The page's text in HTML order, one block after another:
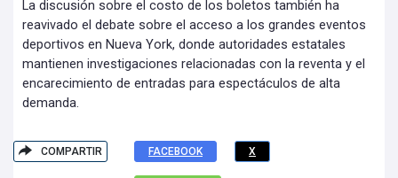
La discusión sobre el costo de los boletos también ha
reavivado el debate sobre el acceso a los grandes eventos
deportivos en Nueva York, donde autoridades estatales
mantienen investigaciones relacionadas con la reventa y el
encarecimiento de entradas para espectáculos de alta
demanda.
COMPARTIR FACEBOOK X